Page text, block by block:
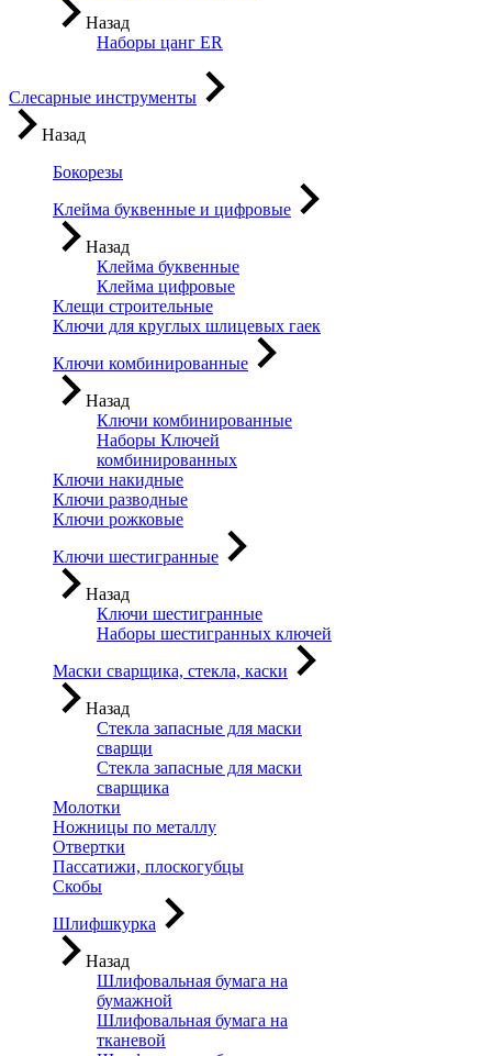
Назад
Наборы цанг ER
Слесарные инструменты
Назад
Бокорезы
Клейма буквенные и цифровые
Назад
Клейма буквенные
Клейма цифровые
Клещи строительные
Ключи для круглых шлицевых гаек
Ключи комбинированные
Назад
Ключи комбинированные
Наборы Ключей
комбинированных
Ключи накидные
Ключи разводные
Ключи рожковые
Ключи шестигранные
Назад
Ключи шестигранные
Наборы шестигранных ключей
Маски сварщика, стекла, каски
Назад
Стекла запасные для маски
сварщи
Стекла запасные для маски
сварщика
Молотки
Ножницы по металлу
Отвертки
Пассатижи, плоскогубцы
Скобы
Шлифшкурка
Назад
Шлифовальная бумага на
бумажной
Шлифовальная бумага на
тканевой